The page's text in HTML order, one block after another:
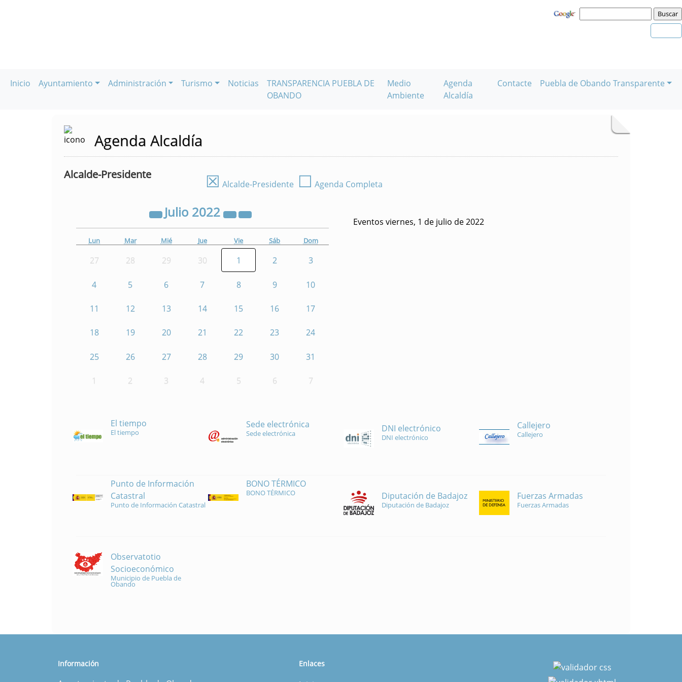
Inicio Ayuntamiento Administración Turismo Noticias
TRANSPARENCIA PUEBLA DE
OBANDO
Medio
Ambiente
Agenda
Alcaldía
Contacte Puebla de Obando Transparente
Agenda Alcaldía
Alcalde-Presidente ☒ Alcalde-Presidente ☐ Agenda Completa
Julio 2022
Lun Mar Mié Jue Vie Sáb Dom
27 28 29 30 1 2 3
4 5 6 7 8 9 10
11 12 13 14 15 16 17
18 19 20 21 22 23 24
25 26 27 28 29 30 31
1 2 3 4 5 6 7
Eventos viernes, 1 de julio de 2022
El tiempo
El tiempo
Sede electrónica
Sede electrónica DNI electrónico
DNI electrónico
Callejero
Callejero
Punto de Información
Catastral
Punto de Información Catastral
BONO TÉRMICO
BONO TÉRMICO Diputación de Badajoz
Diputación de Badajoz
Fuerzas Armadas
Fuerzas Armadas
Observatotio
Socioeconómico
Municipio de Puebla de
Obando
Información Enlaces